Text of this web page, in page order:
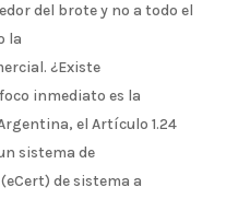
del brote y no a todo el
la
¿Existe
inmediato es la
el Artículo 1.24
sistema de
de sistema a